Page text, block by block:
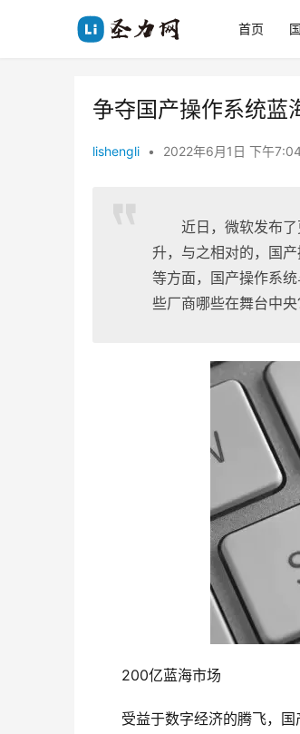
首页
争夺国产操作系统蓝
lishengli • 2022年6月1日 下午7:04
近日，微软发布了
升，与之相对的，国
等方面，国产操作系
些厂商哪些在舞台中央
200亿蓝海市场
受益于数字经济的腾飞，国